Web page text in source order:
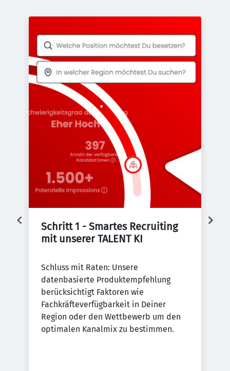
Schritt 1 - Smartes Recruiting
mit unserer TALENT KI
Schluss mit Raten: Unsere
datenbasierte Produktempfehlung
berücksichtigt Faktoren wie
Fachkräfteverfügbarkeit in Deiner
Region oder den Wettbewerb um den
optimalen Kanalmix zu bestimmen.